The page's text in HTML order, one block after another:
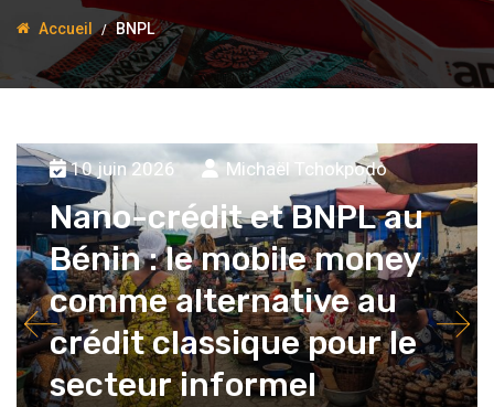
Accueil BNPL
10 juin 2026 Michaël Tchokpodo
Nano-crédit et BNPL au
Bénin : le mobile money
comme alternative au
crédit classique pour le
secteur informel